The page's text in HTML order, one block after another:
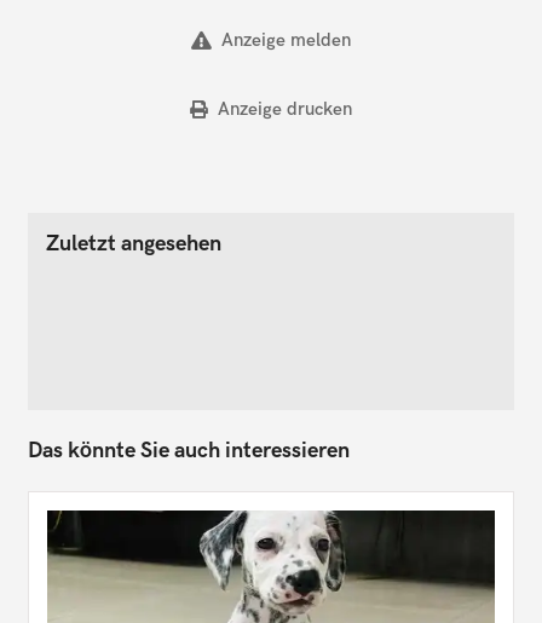
Anzeige melden
Anzeige drucken
Zuletzt angesehen
Das könnte Sie auch interessieren